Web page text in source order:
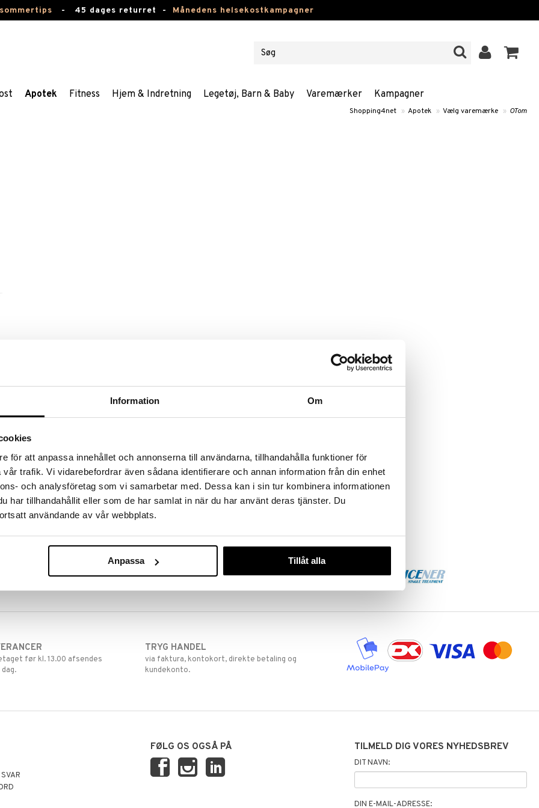
Information Om
för att anpassa innehållet och annonserna till användarna, tillhandahålla funktioner för
trafik. Vi vidarebefordrar även sådana identifierare och annan information från din enhet
och analysföretag som vi samarbetar med. Dessa kan i sin tur kombinera informationen
har tillhandahållit eller som de har samlat in när du har använt deras tjänster. Du
användande av vår webbplats.
Anpassa Tillåt alla
- 45 dages returret - Månedens helsekostkampagner
Apotek Fitness Hjem & Indretning Legetøj, Barn & Baby Varemærker Kampagner
Shopping4net » Apotek » Vælg varemærke » OTom
før kl. 13.00 afsendes
TRYG HANDEL
via faktura, kontokort, direkte betaling og
kundekonto.
FØLG OS OGSÅ PÅ TILMELD DIG VORES NYHEDSBREV
DIT NAVN:
DIN E-MAIL-ADRESSE: